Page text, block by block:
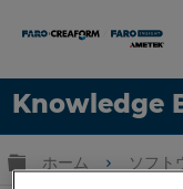
Knowledge
言語
グローバル階
ホーム ソフト